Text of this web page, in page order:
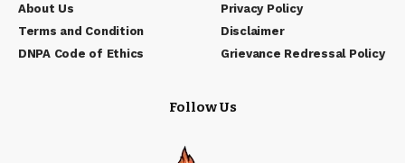
About Us
Terms and Condition
DNPA Code of Ethics
Privacy Policy
Disclaimer
Grievance Redressal Policy
Follow Us